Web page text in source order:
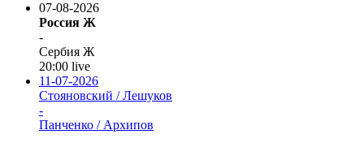
07-08-2026
Россия Ж
-
Сербия Ж
20:00 live
11-07-2026
Стояновский / Лешуков
-
Панченко / Архипов